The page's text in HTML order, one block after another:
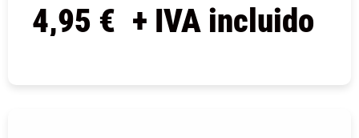
4,95 € + IVA incluido